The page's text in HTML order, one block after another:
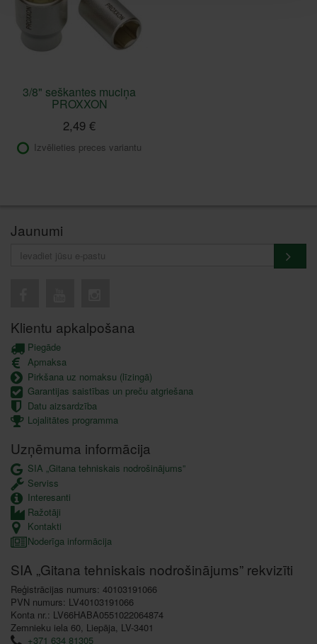
3/8" seškantes muciņa
PROXXON
2,49 €
Izvēlieties preces variantu
Jaunumi
Klientu apkalpošana
Piegāde
Apmaksa
Pirkšana uz nomaksu (līzingā)
Garantijas saistības un preču atgriešana
Datu aizsardzība
Lojalitātes programma
Uzņēmuma informācija
SIA „Gitana tehniskais nodrošinājums”
Serviss
Interesanti
Ražotāji
Kontakti
Noderīga informācija
SIA „Gitana tehniskais nodrošinājums” rekvizīti
Reģistrācijas numurs: 40103191066
PVN numurs: LV40103191066
Konta nr.: LV66HABA0551022064874
Zemnieku iela 60, Liepāja, LV-3401
+371 634 81305